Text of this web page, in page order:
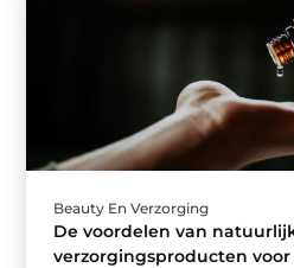
Beauty En Verzorging
De voordelen van
verzorgingsproducten